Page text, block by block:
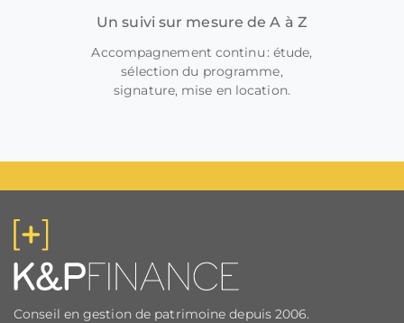
Un suivi sur mesure de A à Z
Accompagnement continu : étude,
sélection du programme,
signature, mise en location.
Conseil en gestion de patrimoine depuis 2006.